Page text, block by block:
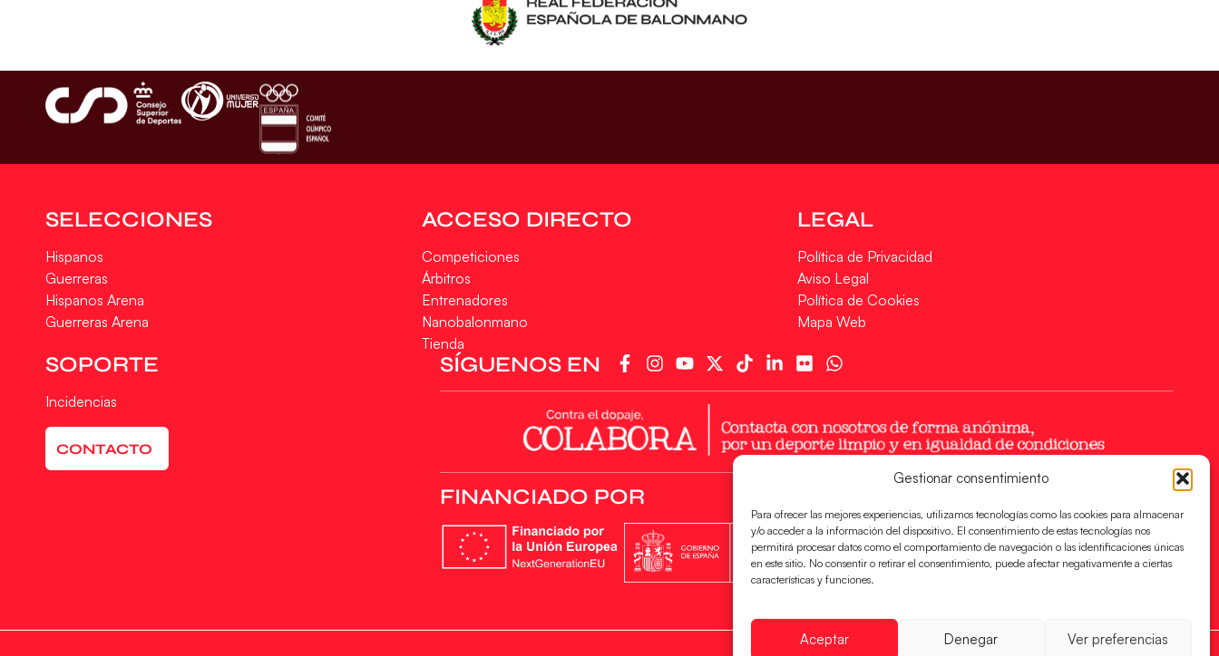
Gestionar consentimiento
Para ofrecer las mejores experiencias, utilizamos tecnologías como las cookies para almacenar
y/o acceder a la información del dispositivo. El consentimiento de estas tecnologías nos
permitirá procesar datos como el comportamiento de navegación o las identificaciones únicas
en este sitio. No consentir o retirar el consentimiento, puede afectar negativamente a ciertas
características y funciones.
Aceptar Denegar Ver preferencias
SELECCIONES
Hispanos
Guerreras
Hispanos Arena
Guerreras Arena
ACCESO DIRECTO
Competiciones
Árbitros
Entrenadores
Nanobalonmano
Tienda
LEGAL
Política de Privacidad
Aviso Legal
Política de Cookies
Mapa Web
SOPORTE
Incidencias
CONTACTO
SÍGUENOS EN
FINANCIADO POR